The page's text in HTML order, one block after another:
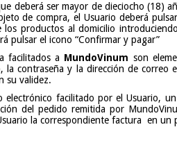
deberá ser mayor de dieciocho (18)
de compra, el Usuario deberá
productos al domicilio
pulsar el icono “Confirmar y pagar”
facilitados a MundoVinum son
contraseña y la dirección de
su validez.
electrónico facilitado por el Usuario,
del pedido remitida por
la correspondiente factura en un